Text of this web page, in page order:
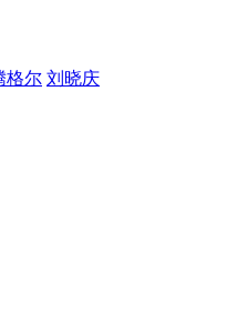
格尔 刘晓庆